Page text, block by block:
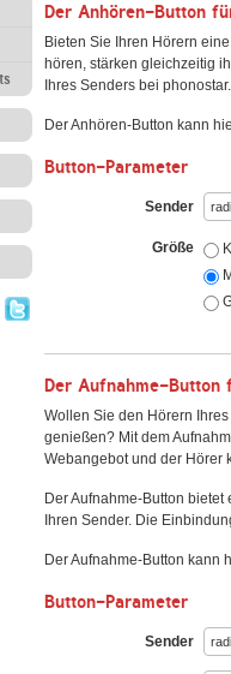
Der Anhören-Button
Bieten Sie Ihren Hörern
hören, stärken gleichzeitig
Ihres Senders bei phonostar.
Der Anhören-Button kann
Button-Parameter
Sender
Größe
Der Aufnahme-Button
Wollen Sie den Hörern
genießen? Mit dem
Webangebot und der Hörer
Der Aufnahme-Button
Ihren Sender. Die
Der Aufnahme-Button kann
Button-Parameter
Sender